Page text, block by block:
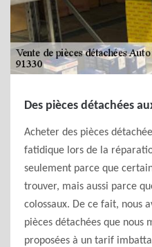
Des pièces détachées
Acheter des pièces
fatidique lors de la
seulement parce que
trouver, mais aussi parce
colossaux. De ce fait, nous
pièces détachées que nous
proposées à un tarif